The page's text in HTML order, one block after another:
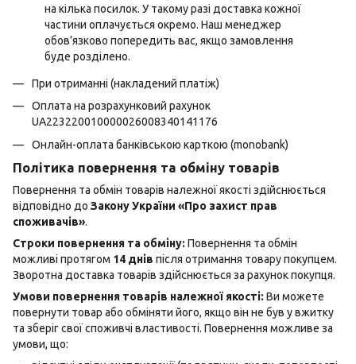
на кілька посилок. У такому разі доставка кожної
частини оплачується окремо. Наш менеджер
обов’язково попередить вас, якщо замовлення
буде розділено.
При отриманні (накладений платіж)
Оплата на розрахунковий рахунок
UA223220010000026008340141176
Онлайн-оплата банківською карткою (monobank)
Політика повернення та обміну товарів
Повернення та обмін товарів належної якості здійснюється
відповідно до Закону України «Про захист прав
споживачів».
Строки повернення та обміну: Повернення та обмін
можливі протягом 14 днів після отримання товару покупцем.
Зворотна доставка товарів здійснюється за рахунок покупця.
Умови повернення товарів належної якості: Ви можете
повернути товар або обміняти його, якщо він не був у вжитку
та зберіг свої споживчі властивості. Повернення можливе за
умови, що: